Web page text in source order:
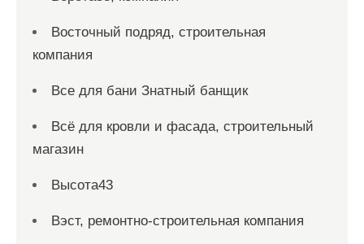
Восточный подряд, строительная
компания
Все для бани Знатный банщик
Всё для кровли и фасада, строительный
магазин
Высота43
Вэст, ремонтно-строительная компания